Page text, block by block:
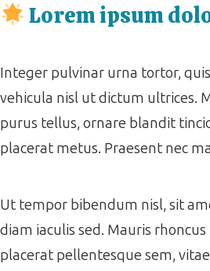
Lorem ipsum
Integer pulvinar urna tortor,
vehicula nisl ut dictum ultrices.
purus tellus, ornare blandit
placerat metus. Praesent nec
Ut tempor bibendum nisl, sit
diam iaculis sed. Mauris
placerat pellentesque sem,